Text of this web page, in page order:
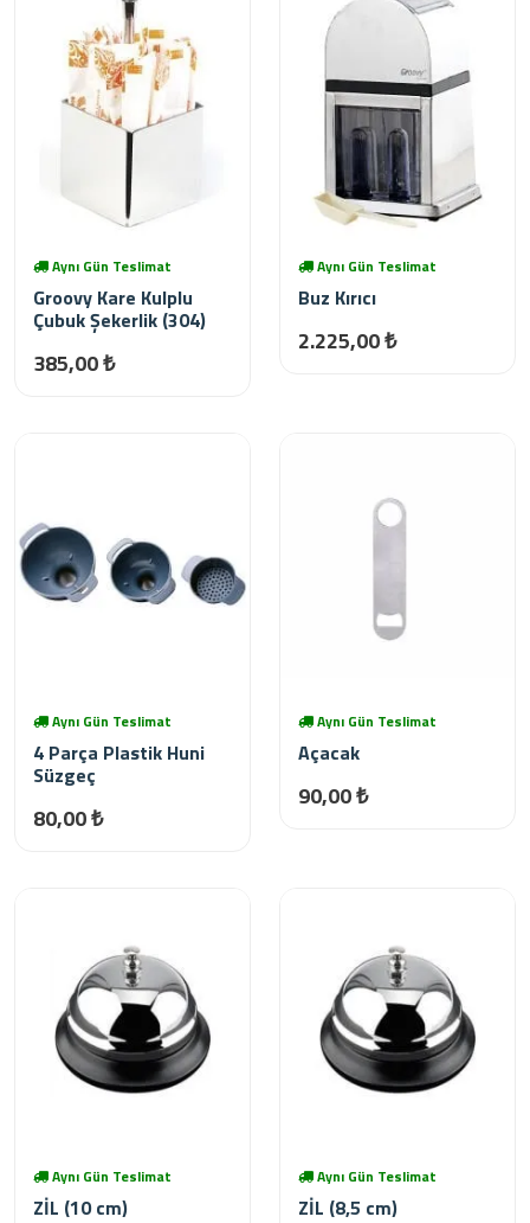
Aynı Gün Teslimat
Groovy Kare Kulplu
Çubuk Şekerlik (304)
385,00 ₺
Aynı Gün Teslimat
Buz Kırıcı
2.225,00 ₺
Aynı Gün Teslimat
4 Parça Plastik Huni
Süzgeç
80,00 ₺
Aynı Gün Teslimat
Açacak
90,00 ₺
Aynı Gün Teslimat
ZİL (10 cm)
Aynı Gün Teslimat
ZİL (8,5 cm)